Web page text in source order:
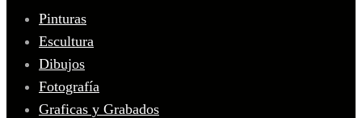
Pinturas
Escultura
Dibujos
Fotografía
Graficas y Grabados